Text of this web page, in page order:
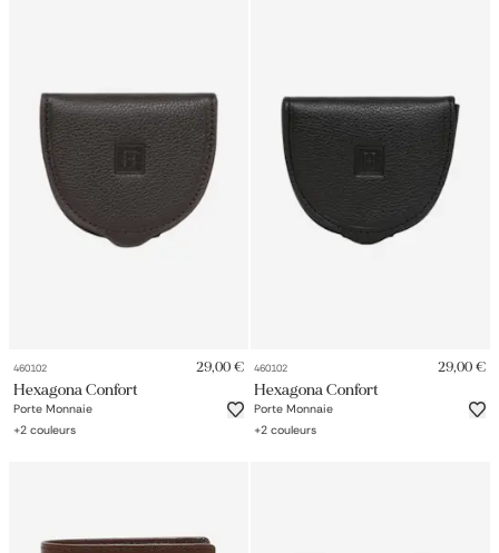
460102 29,00 €
Hexagona Confort
Porte Monnaie
+2 couleurs
460102 29,00 €
Hexagona Confort
Porte Monnaie
+2 couleurs